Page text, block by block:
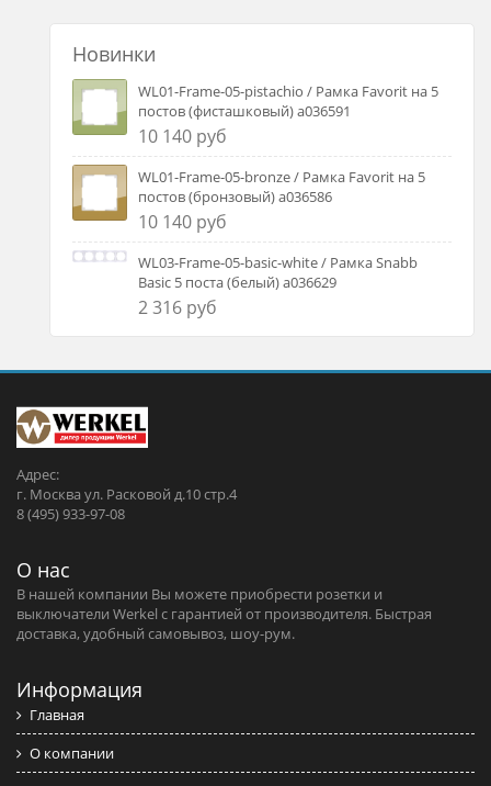
Новинки
WL01-Frame-05-pistachio / Рамка Favorit на 5
постов (фисташковый) a036591
10 140 руб
WL01-Frame-05-bronze / Рамка Favorit на 5
постов (бронзовый) a036586
10 140 руб
WL03-Frame-05-basic-white / Рамка Snabb
Basic 5 поста (белый) a036629
2 316 руб
Адрес:
г. Москва ул. Расковой д.10 стр.4
8 (495) 933-97-08
О нас
В нашей компании Вы можете приобрести розетки и
выключатели Werkel c гарантией от производителя. Быстрая
доставка, удобный самовывоз, шоу-рум.
Информация
Главная
О компании